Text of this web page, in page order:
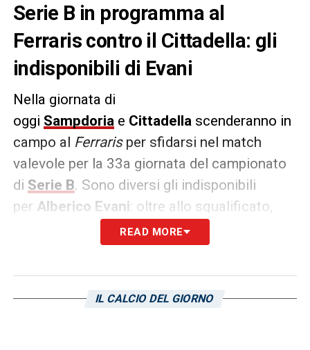
Serie B in programma al
Ferraris contro il Cittadella: gli
indisponibili di Evani
Nella giornata di
oggi Sampdoriae Cittadellascenderanno in
campo al Ferrarisper sfidarsi nel match
valevole per la 33a giornata del campionato
di Serie B. Sono diversi gli indisponibili
per Alberico Evani: oltre allo squalificato,
Bartosz Bereszynski il tecnico blucerchiato
dovrà fare a meno anche
. Lo riporta l’edizione genovese
READ MORE
IL CALCIO DEL GIORNO